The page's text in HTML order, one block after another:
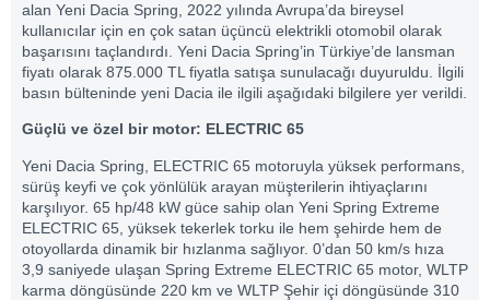
alan Yeni Dacia Spring, 2022 yılında Avrupa’da bireysel
kullanıcılar için en çok satan üçüncü elektrikli otomobil olarak
başarısını taçlandırdı. Yeni Dacia Spring’in Türkiye’de lansman
fiyatı olarak 875.000 TL fiyatla satışa sunulacağı duyuruldu. İlgili
basın bülteninde yeni Dacia ile ilgili aşağıdaki bilgilere yer verildi.
Güçlü ve özel bir motor: ELECTRIC 65
Yeni Dacia Spring, ELECTRIC 65 motoruyla yüksek performans,
sürüş keyfi ve çok yönlülük arayan müşterilerin ihtiyaçlarını
karşılıyor. 65 hp/48 kW güce sahip olan Yeni Spring Extreme
ELECTRIC 65, yüksek tekerlek torku ile hem şehirde hem de
otoyollarda dinamik bir hızlanma sağlıyor. 0’dan 50 km/s hıza
3,9 saniyede ulaşan Spring Extreme ELECTRIC 65 motor, WLTP
karma döngüsünde 220 km ve WLTP Şehir içi döngüsünde 310